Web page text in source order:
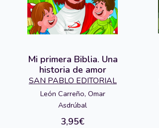
Mi primera Biblia. Una
historia de amor
SAN PABLO EDITORIAL
León Carreño, Omar
Asdrúbal
3,95€